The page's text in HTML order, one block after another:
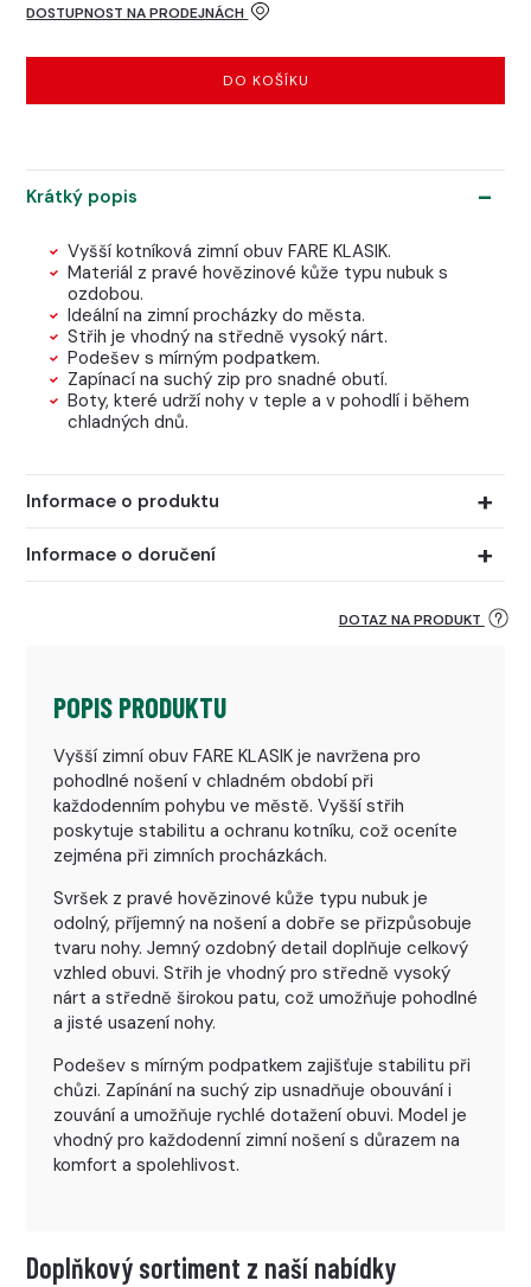
DOSTUPNOST NA PRODEJNÁCH
DO KOŠÍKU
Krátký popis
Vyšší kotníková zimní obuv FARE KLASIK.
Materiál z pravé hovězinové kůže typu nubuk s
ozdobou.
Ideální na zimní procházky do města.
Střih je vhodný na středně vysoký nárt.
Podešev s mírným podpatkem.
Zapínací na suchý zip pro snadné obutí.
Boty, které udrží nohy v teple a v pohodlí i během
chladných dnů.
Informace o produktu
Informace o doručení
DOTAZ NA PRODUKT
POPIS PRODUKTU
Vyšší zimní obuv FARE KLASIK je navržena pro
pohodlné nošení v chladném období při
každodenním pohybu ve městě. Vyšší střih
poskytuje stabilitu a ochranu kotníku, což oceníte
zejména při zimních procházkách.
Svršek z pravé hovězinové kůže typu nubuk je
odolný, příjemný na nošení a dobře se přizpůsobuje
tvaru nohy. Jemný ozdobný detail doplňuje celkový
vzhled obuvi. Střih je vhodný pro středně vysoký
nárt a středně širokou patu, což umožňuje pohodlné
a jisté usazení nohy.
Podešev s mírným podpatkem zajišťuje stabilitu při
chůzi. Zapínání na suchý zip usnadňuje obouvání i
zouvání a umožňuje rychlé dotažení obuvi. Model je
vhodný pro každodenní zimní nošení s důrazem na
komfort a spolehlivost.
Doplňkový sortiment z naší nabídky